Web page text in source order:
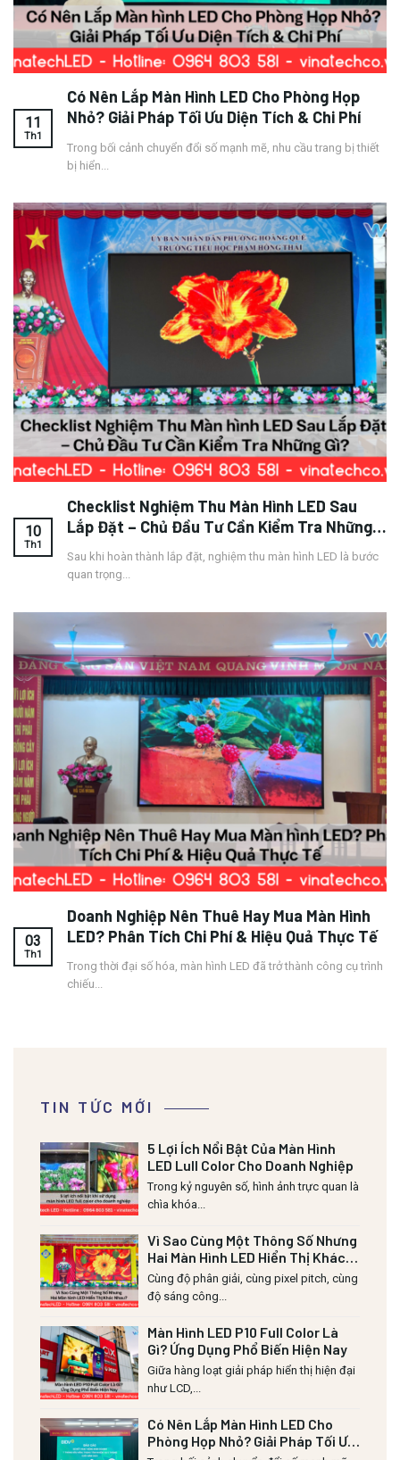
TIN TỨC MỚI
5 Lợi Ích Nổi Bật Của Màn Hình
LED Lull Color Cho Doanh Nghiệp
Trong kỷ nguyên số, hình ảnh trực quan là
chìa khóa...
Vì Sao Cùng Một Thông Số Nhưng
Hai Màn Hình LED Hiển Thị Khác
Nhau?
Cùng độ phân giải, cùng pixel pitch, cùng
độ sáng công...
Màn Hình LED P10 Full Color Là
Gì? Ứng Dụng Phổ Biến Hiện Nay
Giữa hàng loạt giải pháp hiển thị hiện đại
như LCD,...
Có Nên Lắp Màn Hình LED Cho
Phòng Họp Nhỏ? Giải Pháp Tối Ưu
Có Nên Lắp Màn Hình LED Cho Phòng Họp
Nhỏ? Giải Pháp Tối Ưu Diện Tích & Chi Phí
Trong bối cảnh chuyển đổi số mạnh mẽ, nhu cầu trang bị thiết
bị hiển...
11
Th1
Checklist Nghiệm Thu Màn Hình LED Sau
Lắp Đặt – Chủ Đầu Tư Cần Kiểm Tra Những
Sau khi hoàn thành lắp đặt, nghiệm thu màn hình LED là bước
quan trọng...
10
Th1
Doanh Nghiệp Nên Thuê Hay Mua Màn Hình
LED? Phân Tích Chi Phí & Hiệu Quả Thực Tế
Trong thời đại số hóa, màn hình LED đã trở thành công cụ trình
chiếu...
03
Th1